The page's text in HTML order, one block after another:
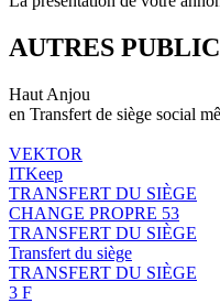
AUTRES
Haut Anjou
en Transfert de siège social
VEKTOR
ITKeep
TRANSFERT DU SIÈGE
CHANGE PROPRE 53
TRANSFERT DU SIÈGE
Transfert du siège
TRANSFERT DU SIÈGE
3 F